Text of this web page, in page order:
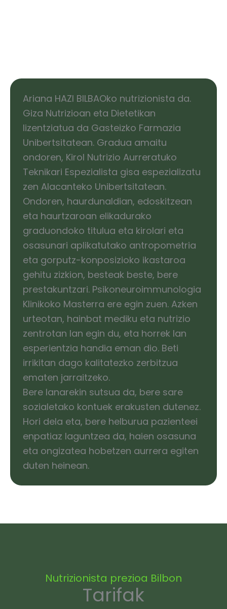
Ariana HAZI BILBAOko nutrizionista da.
Giza Nutrizioan eta Dietetikan
lizentziatua da Gasteizko Farmazia
Unibertsitatean. Gradua amaitu
ondoren, Kirol Nutrizio Aurreratuko
Teknikari Espezialista gisa espezializatu
zen Alacanteko Unibertsitatean.
Ondoren, haurdunaldian, edoskitzean
eta haurtzaroan elikadurako
graduondoko titulua eta kirolari eta
osasunari aplikatutako antropometria
eta gorputz-konposizioko ikastaroa
gehitu zizkion, besteak beste, bere
prestakuntzari. Psikoneuroimmunologia
Klinikoko Masterra ere egin zuen. Azken
urteotan, hainbat mediku eta nutrizio
zentrotan lan egin du, eta horrek lan
esperientzia handia eman dio. Beti
irrikitan dago kalitatezko zerbitzua
ematen jarraitzeko.
Bere lanarekin sutsua da, bere sare
sozialetako kontuek erakusten dutenez.
Hori dela eta, bere helburua pazienteei
enpatiaz laguntzea da, haien osasuna
eta ongizatea hobetzen aurrera egiten
duten heinean.
Nutrizionista prezioa Bilbon
Tarifak